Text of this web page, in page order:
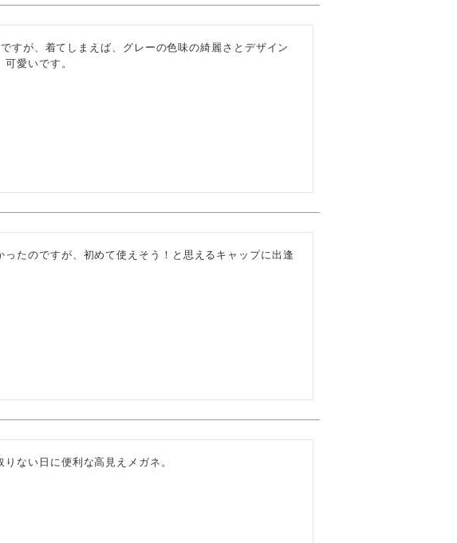
すが、着てしまえば、グレーの色味の綺麗さとデザイン
愛いです。
たのですが、初めて使えそう！と思えるキャップに出逢
ない日に便利な高見えメガネ。